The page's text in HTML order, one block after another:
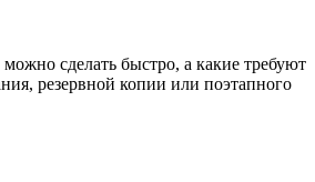
сделать быстро, а какие требуют
резервной копии или поэтапного